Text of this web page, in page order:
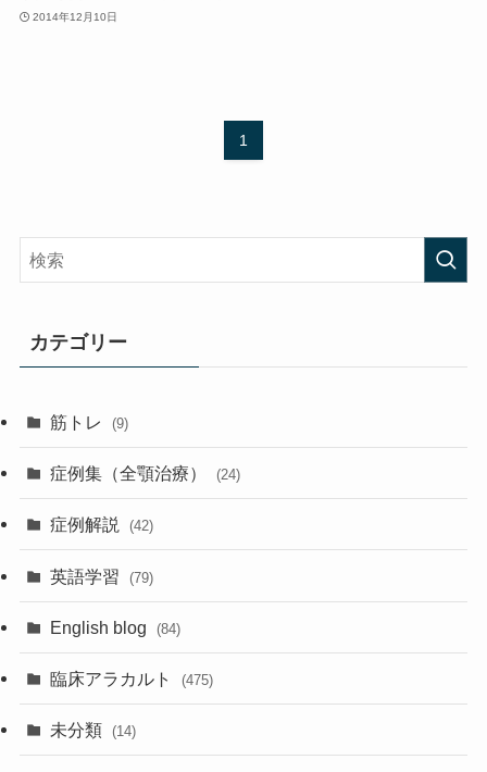
2014年12月10日
1
カテゴリー
筋トレ (9)
症例集（全顎治療） (24)
症例解説 (42)
英語学習 (79)
English blog (84)
臨床アラカルト (475)
未分類 (14)